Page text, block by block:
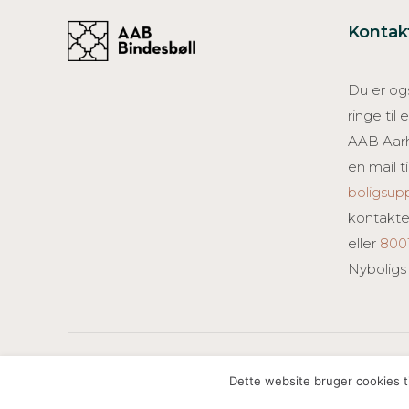
Du er
ringe til
AAB
en mail til
eller
Created by Creative ZOODette website bruger cookies